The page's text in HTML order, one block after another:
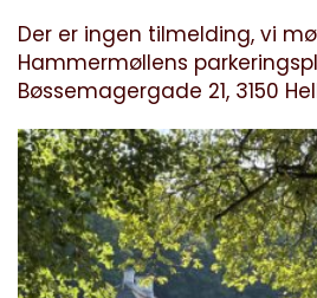
Der er ingen tilmelding, vi
Hammermøllens
Bøssemagergade 21, 3150